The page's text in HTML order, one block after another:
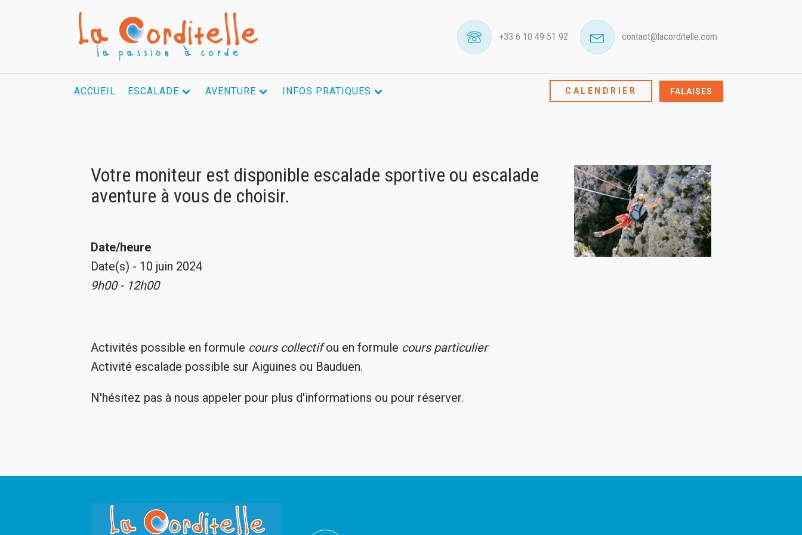
+33 6 10 49 51 92 contact@lacorditelle.com
ACCUEIL ESCALADE AVENTURE INFOS PRATIQUES CALENDRIER FALAISES
Votre moniteur est disponible escalade sportive ou escalade
aventure à vous de choisir.
Date/heure
Date(s) - 10 juin 2024
9h00 - 12h00
Activités possible en formule cours collectifou en formule cours particulier
Activité escalade possible sur Aiguines ou Bauduen.
N'hésitez pas à nous appeler pour plus d'informations ou pour réserver.